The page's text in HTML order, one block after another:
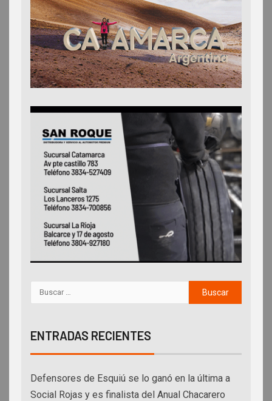
ENTRADAS RECIENTES
Defensores de Esquiú se lo ganó en la última a
Social Rojas y es finalista del Anual Chacarero